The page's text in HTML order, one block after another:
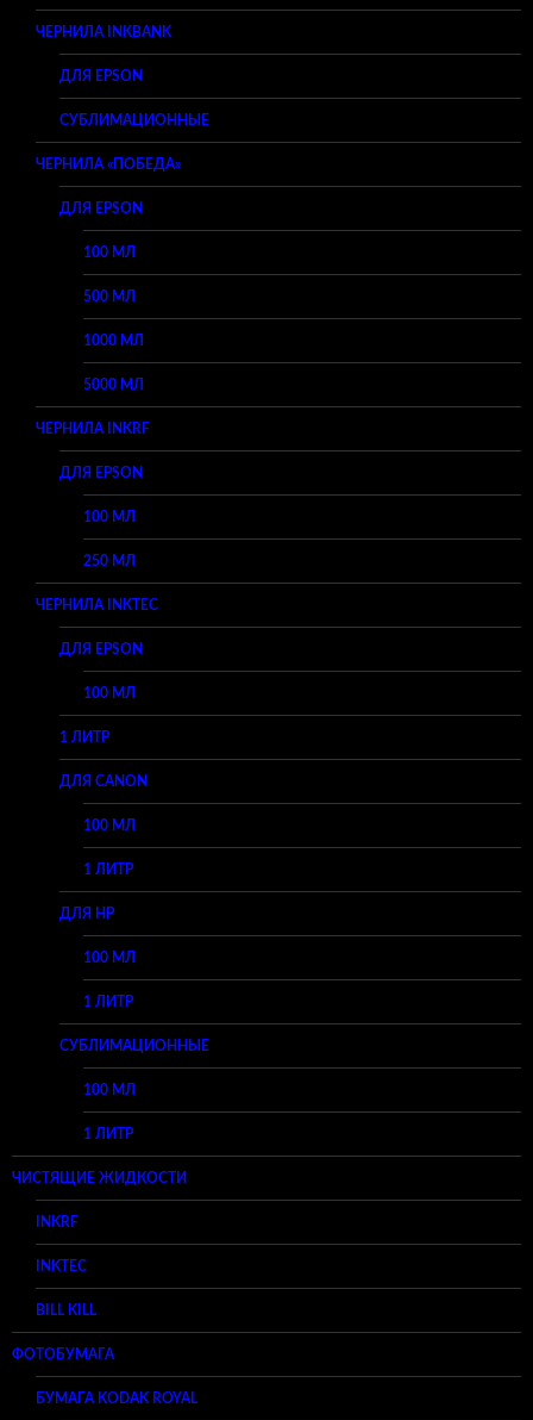
ЧЕРНИЛА INKBANK
ДЛЯ EPSON
СУБЛИМАЦИОННЫЕ
ЧЕРНИЛА «ПОБЕДА»
ДЛЯ EPSON
100 МЛ
500 МЛ
1000 МЛ
5000 МЛ
ЧЕРНИЛА INKRF
ДЛЯ EPSON
100 МЛ
250 МЛ
ЧЕРНИЛА INKTEC
ДЛЯ EPSON
100 МЛ
1 ЛИТР
ДЛЯ CANON
100 МЛ
1 ЛИТР
ДЛЯ HP
100 МЛ
1 ЛИТР
СУБЛИМАЦИОННЫЕ
100 МЛ
1 ЛИТР
ЧИСТЯЩИЕ ЖИДКОСТИ
INKRF
INKTEC
BILL KILL
ФОТОБУМАГА
БУМАГА KODAK ROYAL